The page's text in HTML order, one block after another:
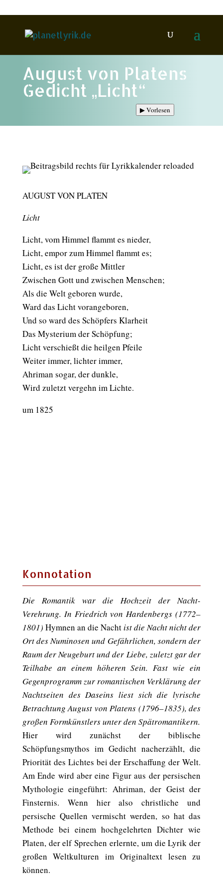
August von Platens
Gedicht „Licht“
▶Vorlesen
AUGUST VON PLATEN
Licht
Licht, vom Himmel flammt es nieder,
Licht, empor zum Himmel flammt es;
Licht, es ist der große Mittler
Zwischen Gott und zwischen Menschen;
Als die Welt geboren wurde,
Ward das Licht vorangeboren,
Und so ward des Schöpfers Klarheit
Das Mysterium der Schöpfung;
Licht verschießt die heilgen Pfeile
Weiter immer, lichter immer,
Ahriman sogar, der dunkle,
Wird zuletzt vergehn im Lichte.
um 1825
Konnotation
Die Romantik war die Hochzeit der Nacht-
Verehrung. In Friedrich von Hardenbergs (1772–
1801) Hymnen an die Nachtist die Nacht nicht der
Ort des Numinosen und Gefährlichen, sondern der
Raum der Neugeburt und der Liebe, zuletzt gar der
Teilhabe an einem höheren Sein. Fast wie ein
Gegenprogramm zur romantischen Verklärung der
Nachtseiten des Daseins liest sich die lyrische
Betrachtung August von Platens (1796–1835), des
großen Formkünstlers unter den Spätromantikern.
Hier wird zunächst der biblische
Schöpfungsmythos im Gedicht nacherzählt, die
Priorität des Lichtes bei der Erschaffung der Welt.
Am Ende wird aber eine Figur aus der persischen
Mythologie eingeführt: Ahriman, der Geist der
Finsternis. Wenn hier also christliche und
persische Quellen vermischt werden, so hat das
Methode bei einem hochgelehrten Dichter wie
Platen, der elf Sprechen erlernte, um die Lyrik der
großen Weltkulturen im Originaltext lesen zu
können.